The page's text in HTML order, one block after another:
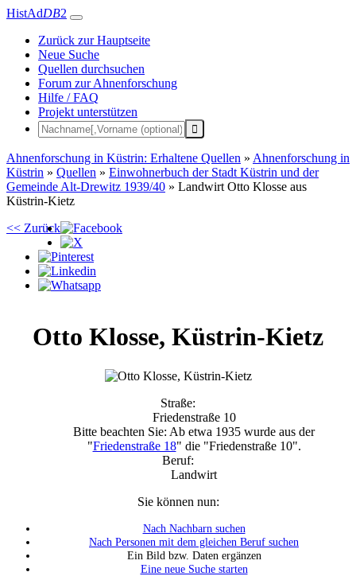
HistAdDB2
Zurück zur Hauptseite
Neue Suche
Quellen durchsuchen
Forum zur Ahnenforschung
Hilfe / FAQ
Projekt unterstützen
Ahnenforschung in Küstrin: Erhaltene Quellen » Ahnenforschung in
Küstrin » Quellen » Einwohnerbuch der Stadt Küstrin und der
Gemeinde Alt-Drewitz 1939/40 » Landwirt Otto Klosse aus
Küstrin-Kietz
<< Zurück
Otto Klosse, Küstrin-Kietz
Straße:
Friedenstraße 10
Bitte beachten Sie: Ab etwa 1935 wurde aus der
"Friedenstraße 18" die "Friedenstraße 10".
Beruf:
Landwirt
Sie können nun:
Nach Nachbarn suchen
Nach Personen mit dem gleichen Beruf suchen
Ein Bild bzw. Daten ergänzen
Eine neue Suche starten